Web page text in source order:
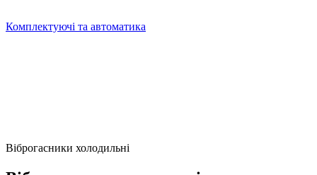
Комплектуючі та автоматика
Віброгасники холодильні